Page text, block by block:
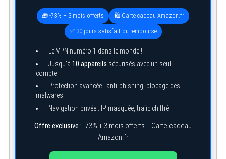
🎁 -73% + 3 mois offerts 🛍️ Carte cadeau Amazon.fr
✅ 30 jours satisfait ou remboursé
Le VPN numéro 1 dans le monde !
Jusqu’à 10 appareils sécurisés avec un seul
compte
Protection avancée : anti-phishing, blocage des
malwares
Navigation privée : IP masquée, trafic chiffré
Offre exclusive : -73% + 3 mois offerts + Carte cadeau
Amazon.fr